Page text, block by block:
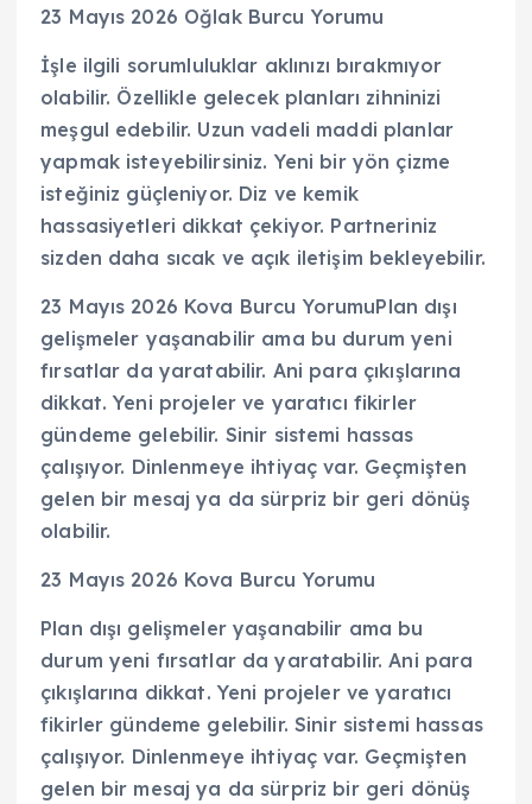
23 Mayıs 2026 Oğlak Burcu Yorumu
İşle ilgili sorumluluklar aklınızı bırakmıyor
olabilir. Özellikle gelecek planları zihninizi
meşgul edebilir. Uzun vadeli maddi planlar
yapmak isteyebilirsiniz. Yeni bir yön çizme
isteğiniz güçleniyor. Diz ve kemik
hassasiyetleri dikkat çekiyor. Partneriniz
sizden daha sıcak ve açık iletişim bekleyebilir.
23 Mayıs 2026 Kova Burcu YorumuPlan dışı
gelişmeler yaşanabilir ama bu durum yeni
fırsatlar da yaratabilir. Ani para çıkışlarına
dikkat. Yeni projeler ve yaratıcı fikirler
gündeme gelebilir. Sinir sistemi hassas
çalışıyor. Dinlenmeye ihtiyaç var. Geçmişten
gelen bir mesaj ya da sürpriz bir geri dönüş
olabilir.
23 Mayıs 2026 Kova Burcu Yorumu
Plan dışı gelişmeler yaşanabilir ama bu
durum yeni fırsatlar da yaratabilir. Ani para
çıkışlarına dikkat. Yeni projeler ve yaratıcı
fikirler gündeme gelebilir. Sinir sistemi hassas
çalışıyor. Dinlenmeye ihtiyaç var. Geçmişten
gelen bir mesaj ya da sürpriz bir geri dönüş